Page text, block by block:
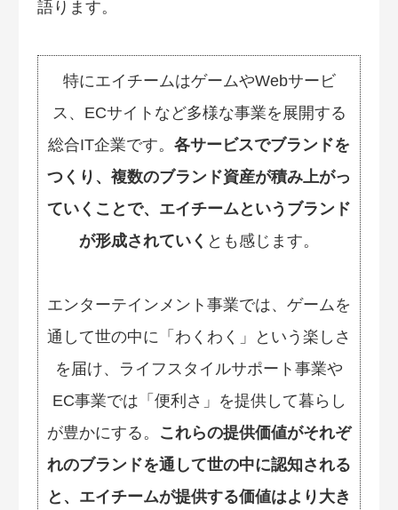
語ります。
特にエイチームはゲームやWebサービ
ス、ECサイトなど多様な事業を展開する
総合IT企業です。 各サービスでブランドを
つくり、複数のブランド資産が積み上がっ
ていくことで、エイチームというブランド
が形成されていく とも感じます。
エンターテインメント事業では、ゲームを
通して世の中に「わくわく」という楽しさ
を届け、ライフスタイルサポート事業や
EC事業では「便利さ」を提供して暮らし
が豊かにする。 これらの提供価値がそれぞ
れのブランドを通して世の中に認知される
と、エイチームが提供する価値はより大き